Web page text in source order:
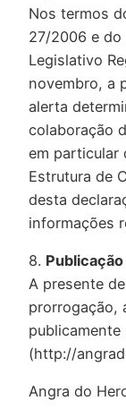
Nos termos
27/2006 e do
Legislativo
novembro, a
alerta
colaboração
em particular
Estrutura de
desta
informações
8. Publicação
A presente
prorrogação,
(http://
Angra do